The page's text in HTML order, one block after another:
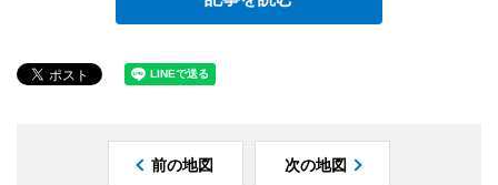
前の地図 次の地図